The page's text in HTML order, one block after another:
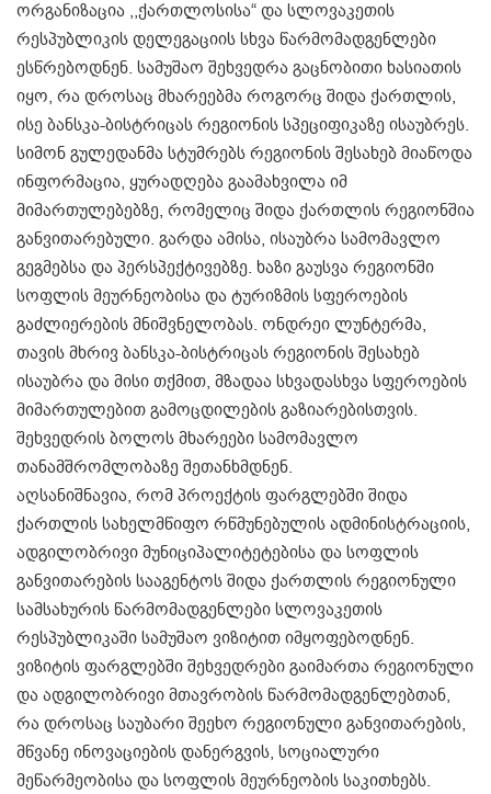
ორგანიზაცია ,,ქართლოსისა“ და სლოვაკეთის
რესპუბლიკის დელეგაციის სხვა წარმომადგენლები
ესწრებოდნენ. სამუშაო შეხვედრა გაცნობითი ხასიათის
იყო, რა დროსაც მხარეებმა როგორც შიდა ქართლის,
ისე ბანსკა-ბისტრიცას რეგიონის სპეციფიკაზე ისაუბრეს.
სიმონ გულედანმა სტუმრებს რეგიონის შესახებ მიაწოდა
ინფორმაცია, ყურადღება გაამახვილა იმ
მიმართულებებზე, რომელიც შიდა ქართლის რეგიონშია
განვითარებული. გარდა ამისა, ისაუბრა სამომავლო
გეგმებსა და პერსპექტივებზე. ხაზი გაუსვა რეგიონში
სოფლის მეურნეობისა და ტურიზმის სფეროების
გაძლიერების მნიშვნელობას. ონდრეი ლუნტერმა,
თავის მხრივ ბანსკა-ბისტრიცას რეგიონის შესახებ
ისაუბრა და მისი თქმით, მზადაა სხვადასხვა სფეროების
მიმართულებით გამოცდილების გაზიარებისთვის.
შეხვედრის ბოლოს მხარეები სამომავლო
თანამშრომლობაზე შეთანხმდნენ.
აღსანიშნავია, რომ პროექტის ფარგლებში შიდა
ქართლის სახელმწიფო რწმუნებულის ადმინისტრაციის,
ადგილობრივი მუნიციპალიტეტებისა და სოფლის
განვითარების სააგენტოს შიდა ქართლის რეგიონული
სამსახურის წარმომადგენლები სლოვაკეთის
რესპუბლიკაში სამუშაო ვიზიტით იმყოფებოდნენ.
ვიზიტის ფარგლებში შეხვედრები გაიმართა რეგიონული
და ადგილობრივი მთავრობის წარმომადგენლებთან,
რა დროსაც საუბარი შეეხო რეგიონული განვითარების,
მწვანე ინოვაციების დანერგვის, სოციალური
მეწარმეობისა და სოფლის მეურნეობის საკითხებს.